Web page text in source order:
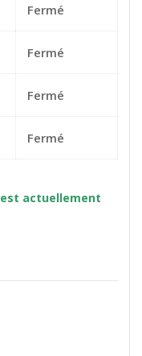
Fermé
Fermé
Fermé
Fermé
est actuellement